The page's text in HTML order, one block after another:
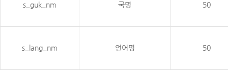
s_guk_nm 국명 50
s_lang_nm 언어명 50